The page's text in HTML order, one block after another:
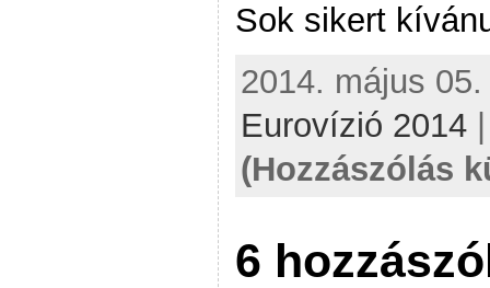
Sok sikert
2014. május
Eurovízió 2014
(Hozzászólás
6